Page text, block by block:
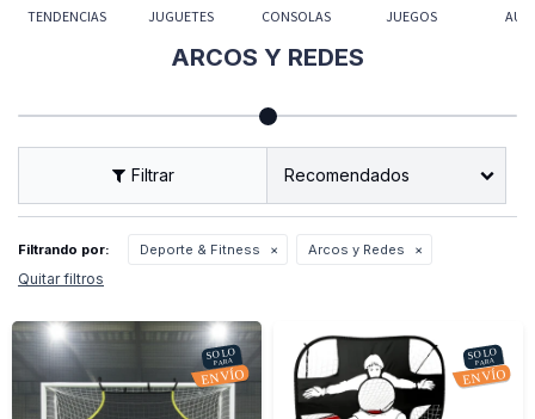
TENDENCIAS JUGUETES CONSOLAS JUEGOS
ARCOS Y REDES
Recomendados
Filtrando por: Deporte & Fitness Arcos y Redes
Quitar filtros